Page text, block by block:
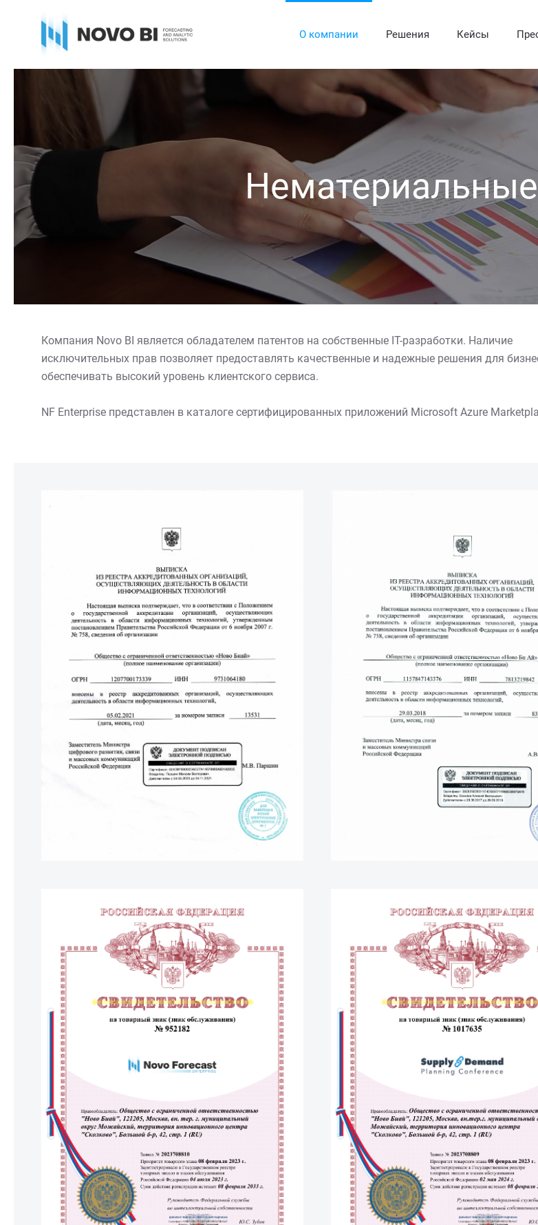
О компании Решения Кейсы
Компания Novо BI является обладателем патентов на собственные IT-разработки. Наличие
исключительных прав позволяет предоставлять качественные и надежные решения для
обеспечивать высокий уровень клиентского сервиса.
NF Enterprise представлен в каталоге сертифицированных приложений Microsoft Azure